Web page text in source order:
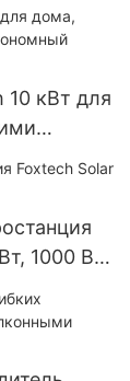
10 кВт для
1000 Вт,